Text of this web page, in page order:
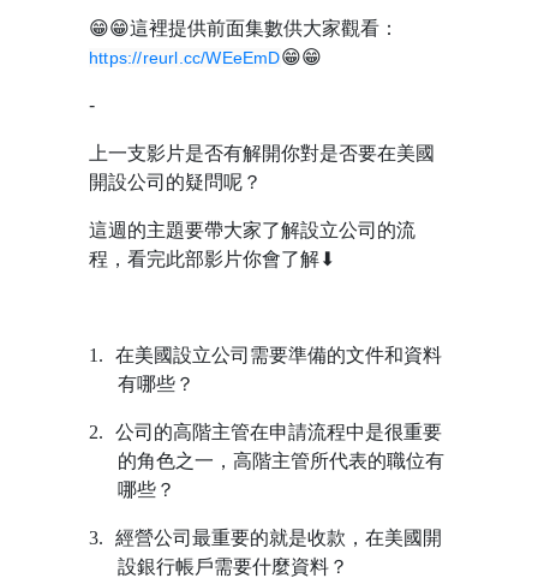
😁😁這裡提供前面集數供大家觀看：
https://reurl.cc/WEeEmD😁😁
-
上一支影片是否有解開你對是否要在美國
開設公司的疑問呢？
這週的主題要帶大家了解設立公司的流
程，看完此部影片你會了解⬇
1.
在美國設立公司需要準備的文件和資料
有哪些？
2.
公司的高階主管在申請流程中是很重要
的角色之一，高階主管所代表的職位有
哪些？
3.
經營公司最重要的就是收款，在美國開
設銀行帳戶需要什麼資料？